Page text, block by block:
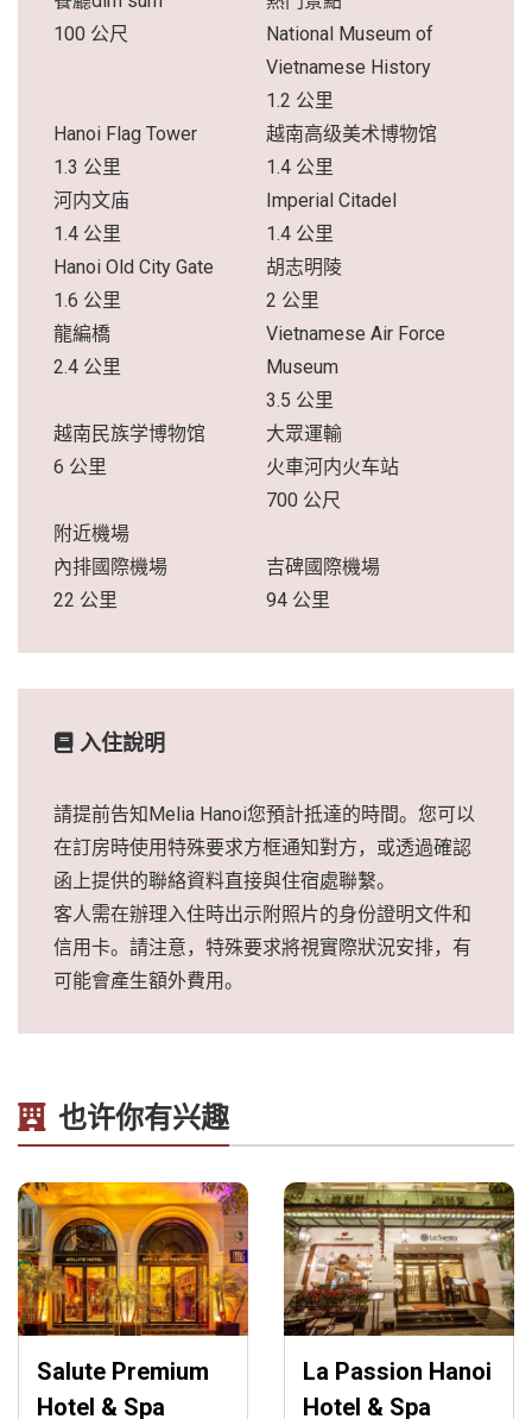
100 公尺
National Museum of
Vietnamese History
1.2 公里
Hanoi Flag Tower
1.3 公里
越南高级美术博物馆
1.4 公里
河内文庙
1.4 公里
Imperial Citadel
1.4 公里
Hanoi Old City Gate
1.6 公里
胡志明陵
2 公里
龍編橋
2.4 公里
Vietnamese Air Force
Museum
3.5 公里
越南民族学博物馆
6 公里
大眾運輸
火車河内火车站
700 公尺
附近機場
內排國際機場
22 公里
吉碑國際機場
94 公里
入住說明
請提前告知Melia Hanoi您預計抵達的時間。您可以
在訂房時使用特殊要求方框通知對方，或透過確認
函上提供的聯絡資料直接與住宿處聯繫。
客人需在辦理入住時出示附照片的身份證明文件和
信用卡。請注意，特殊要求將視實際狀況安排，有
可能會產生額外費用。
也许你有兴趣
Salute Premium
Hotel & Spa
La Passion Hanoi
Hotel & Spa